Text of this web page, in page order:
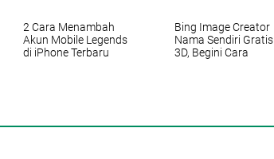
2 Cara Menambah
Akun Mobile Legends
di iPhone Terbaru
Bing Image Creator
Nama Sendiri Gratis
3D, Begini Cara